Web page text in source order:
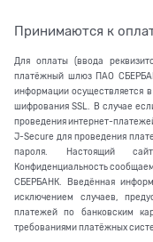
Принимаются к
Для оплаты (ввода
платёжный шлюз ПАО
информации осуществляется
шифрования SSL. В случае
проведения интернет-
J-Secure для проведения
пароля. Настоящий
Конфиденциальность
СБЕРБАНК. Введённая
исключением случаев,
платежей по банковским
требованиями платёжных